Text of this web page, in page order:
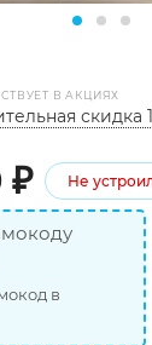
В АКЦИЯХ
скидка
₽ Не
в